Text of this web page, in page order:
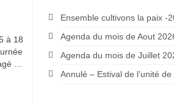
à 18
…
Ensemble cultivons la paix -
Agenda du mois de Aout
Agenda du mois de Juillet
Annulé – Estival de l’unité de